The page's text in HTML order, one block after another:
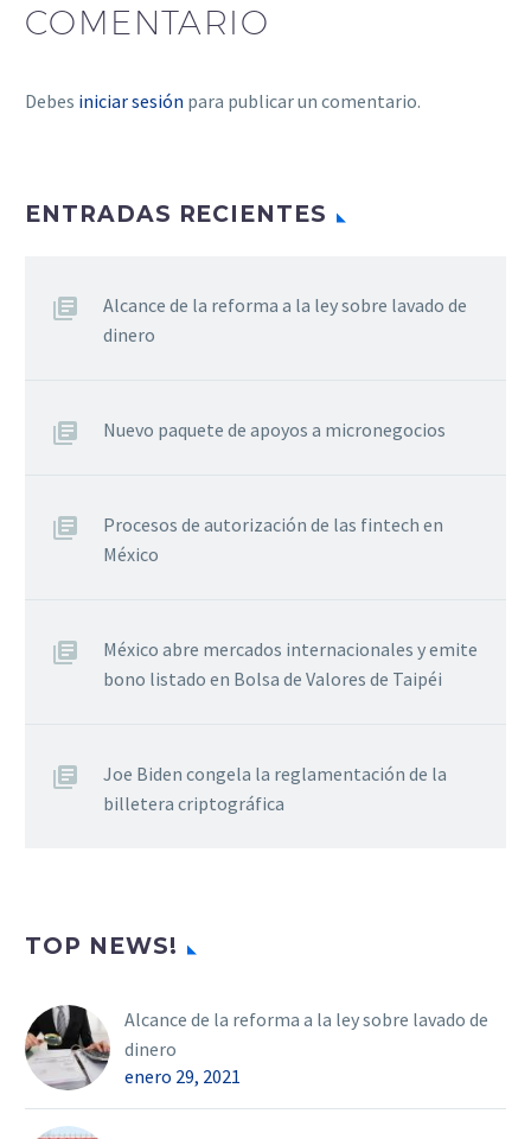
COMENTARIO
Debes iniciar sesión para publicar un comentario.
ENTRADAS RECIENTES
Alcance de la reforma a la ley sobre lavado de
dinero
Nuevo paquete de apoyos a micronegocios
Procesos de autorización de las fintech en
México
México abre mercados internacionales y emite
bono listado en Bolsa de Valores de Taipéi
Joe Biden congela la reglamentación de la
billetera criptográfica
TOP NEWS!
Alcance de la reforma a la ley sobre lavado de
dinero
enero 29, 2021